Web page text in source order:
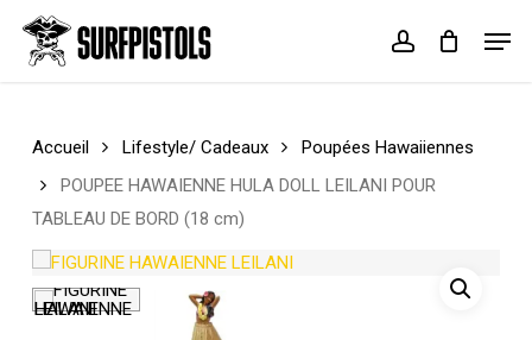
main
account
Cart Close
Accueil Lifestyle/ Cadeaux
Poupées Hawaiiennes
POUPEE HAWAIENNE HULA DOLL LEILANI POUR
TABLEAU DE BORD (18 cm)